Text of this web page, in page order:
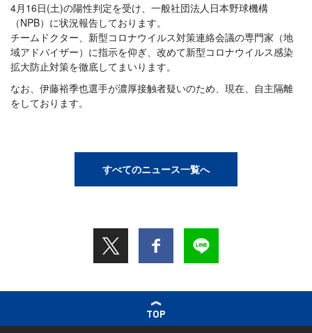
4月16日(土)の陽性判定を受け、一般社団法人日本野球機構
（NPB）に状況報告しております。
チームドクター、新型コロナウイルス対策連絡会議の専門家（地
域アドバイザー）に指示を仰ぎ、改めて新型コロナウイルス感染
拡大防止対策を徹底してまいります。
なお、伊藤裕季也選手が濃厚接触者疑いのため、現在、自主隔離
をしております。
すべてのニュース一覧へ
TOP